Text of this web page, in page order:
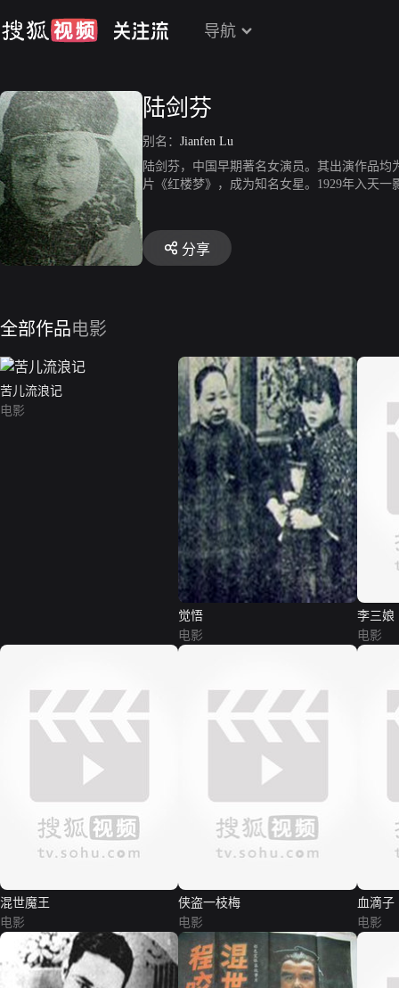
导航
陆剑芬
别名： Jianfen Lu
陆剑芬，中国早期著名女演员。其出演作品
片《红楼梦》，成为知名女星。1929年入天
分享
全部作品电影
苦儿流浪记
电影
觉悟
电影
李三娘
电影
混世魔王
电影
侠盗一枝梅
电影
血滴子
电影